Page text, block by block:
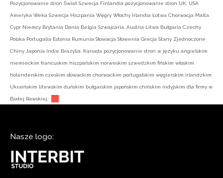
Pozycjonowanie stron Świat Szwecja Finlandia pozycjonowanie stron UK. USA
Ameryka Weka Szwecja Hiszpania Węgry Włochy Irlandia Łotwa Chorwacja Malta
Cypr Niemcy Brytania Dania Belgia Szwajcaria. Austria Litwa Bułgaria Czechy
Polska Portugalia Estonia Rumunia Słowacja Słowenia Grecja Stany Zjednoczone
Chiny Japonia Indie Brazylia. Kanada pozycjonowanie stron w języku angielskim
niemieckim francuskim hiszpańskim norweskim szwedzkim fińskim włoskim
holenderskim czeskim słowackim chorwackim portugalskim węgierskim irlandzkim
Ukraińskim litewskim duńskim bułgarskim japońskim chińskim indyjskim dla firmy w
Białej Rawskiej.:
Nasze logo: